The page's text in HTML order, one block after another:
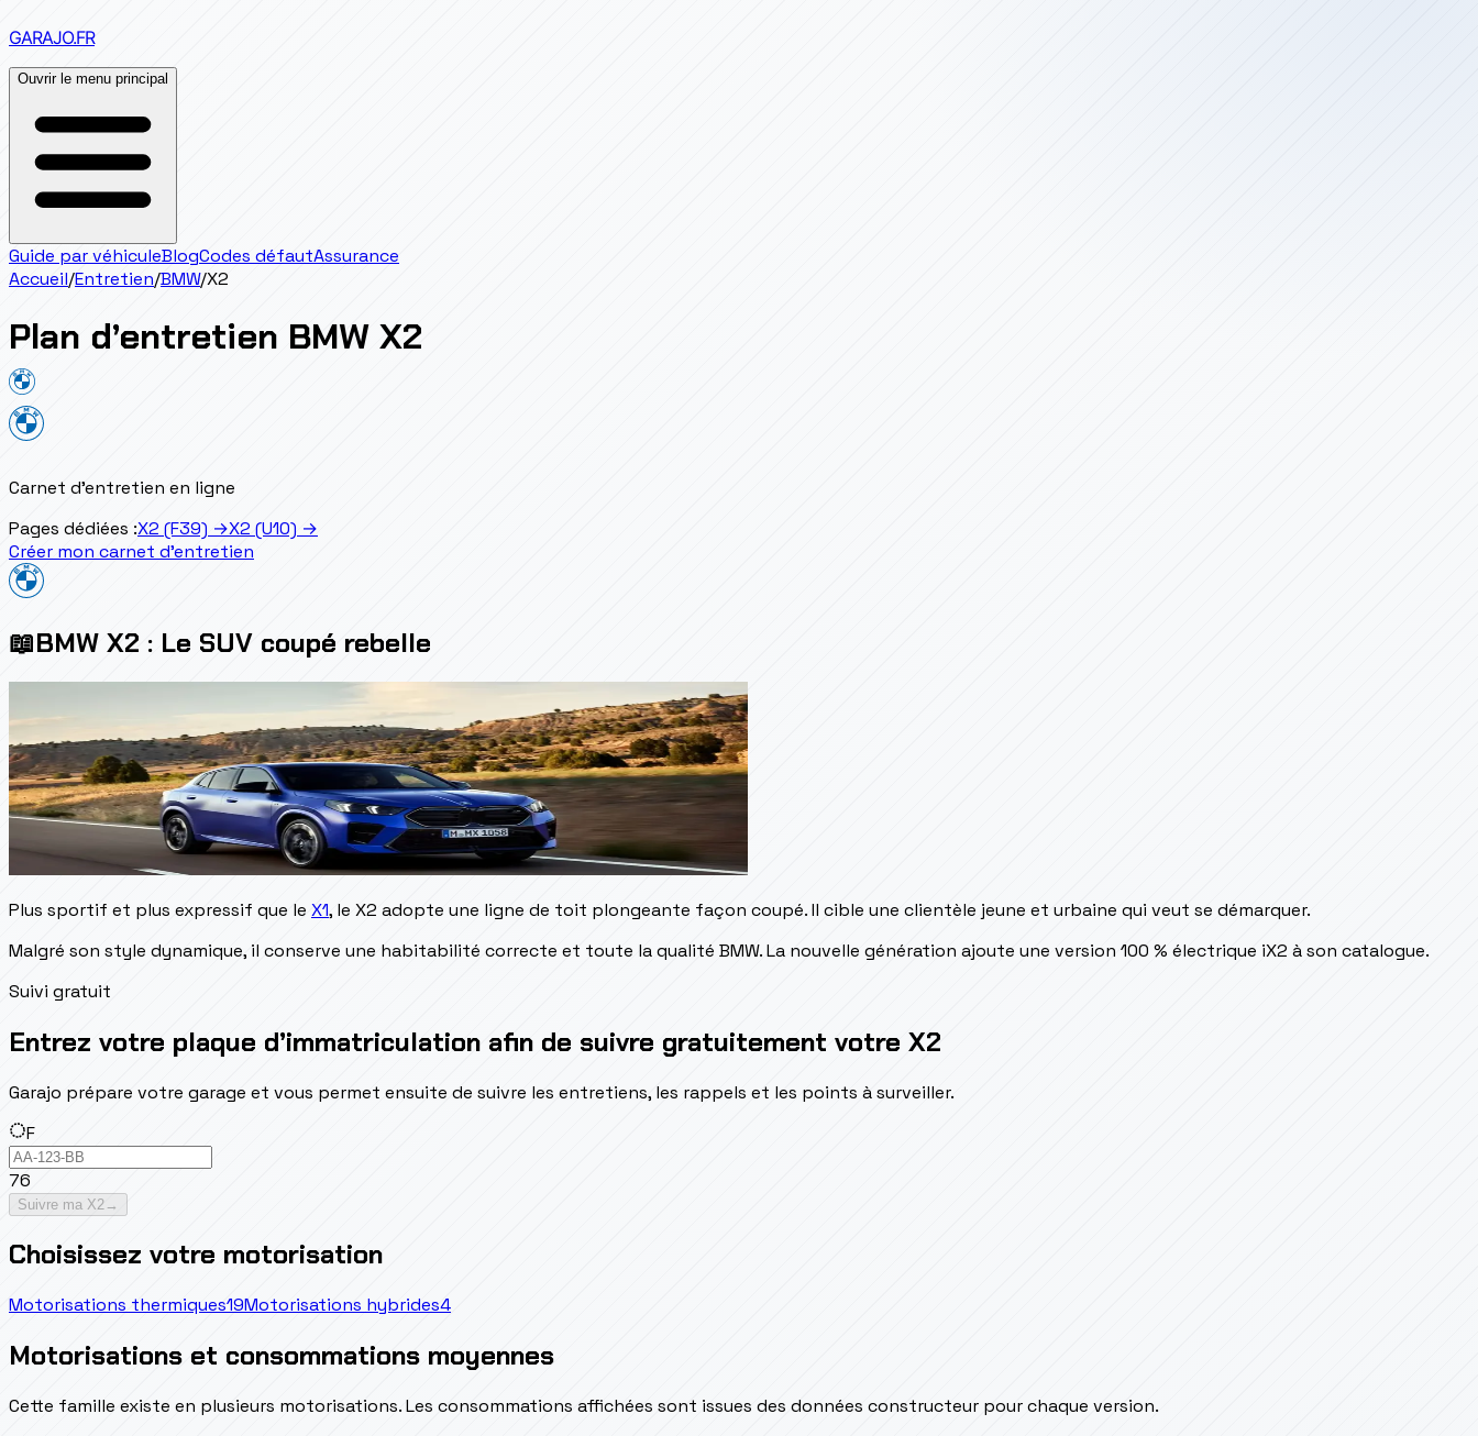
GARAJO.FR
Ouvrir le menu principal
Guide par véhiculeBlogCodes défautAssurance
Accueil/Entretien/BMW/X2
Plan d’entretien BMW X2
Carnet d'entretien en ligne
Pages dédiées :X2 (F39) →X2 (U10) →
Créer mon carnet d'entretien
📖BMW X2 : Le SUV coupé rebelle
Plus sportif et plus expressif que le X1, le X2 adopte une ligne de toit plongeante façon coupé. Il cible une clientèle jeune et urbaine qui veut se démarquer.
Malgré son style dynamique, il conserve une habitabilité correcte et toute la qualité BMW. La nouvelle génération ajoute une version 100 % électrique iX2 à son catalogue.
Suivi gratuit
Entrez votre plaque d’immatriculation afin de suivre gratuitement votre X2
Garajo prépare votre garage et vous permet ensuite de suivre les entretiens, les rappels et les points à surveiller.
F
76
Suivre ma X2 →
Choisissez votre motorisation
Motorisations thermiques19Motorisations hybrides4
Motorisations et consommations moyennes
Cette famille existe en plusieurs motorisations. Les consommations affichées sont issues des données constructeur pour chaque version.